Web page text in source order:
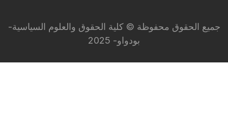
جميع الحقوق محفوظة © كلية الحقوق والعلوم السياسية-
بودواو- 2025